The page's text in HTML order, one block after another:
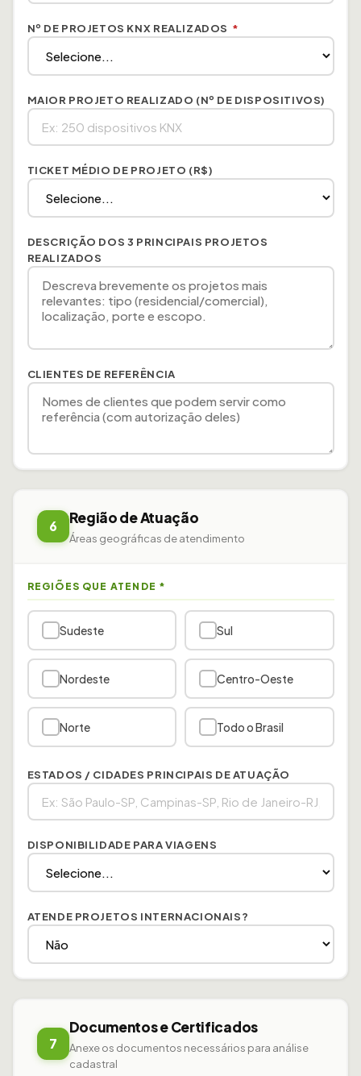
Nº DE PROJETOS KNX REALIZADOS *
MAIOR PROJETO REALIZADO (Nº DE DISPOSITIVOS)
TICKET MÉDIO DE PROJETO (R$)
DESCRIÇÃO DOS 3 PRINCIPAIS PROJETOS
REALIZADOS
CLIENTES DE REFERÊNCIA
6 Região de Atuação
Áreas geográficas de atendimento
REGIÕES QUE ATENDE *
Sudeste Sul
Nordeste Centro-Oeste
Norte Todo o Brasil
ESTADOS / CIDADES PRINCIPAIS DE ATUAÇÃO
DISPONIBILIDADE PARA VIAGENS
ATENDE PROJETOS INTERNACIONAIS?
7
Documentos e Certificados
Anexe os documentos necessários para análise
cadastral